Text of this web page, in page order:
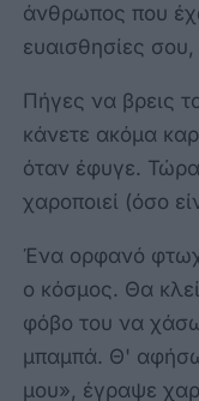
άνθρωπος που
ευαισθησίες
Πήγες να βρεις
κάνετε ακόμα
όταν έφυγε. Τώρα
χαροποιεί (όσο
Ένα ορφανό
ο κόσμος. Θα
φόβο του να
μπαμπά. Θ' αφήσω
μου», έγραψε